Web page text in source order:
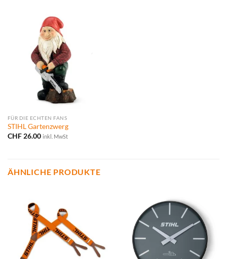
FÜR DIE ECHTEN FANS
STIHL Gartenzwerg
CHF26.00 inkl. MwSt
ÄHNLICHE PRODUKTE